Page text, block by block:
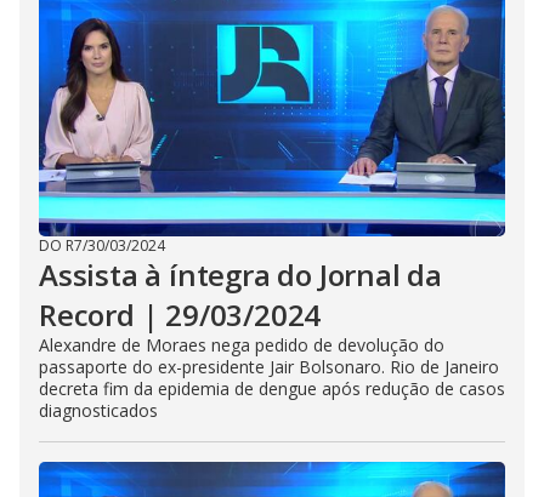
DO R7/30/03/2024
Assista à íntegra do Jornal da
Record | 29/03/2024
Alexandre de Moraes nega pedido de devolução do
passaporte do ex-presidente Jair Bolsonaro. Rio de Janeiro
decreta fim da epidemia de dengue após redução de casos
diagnosticados